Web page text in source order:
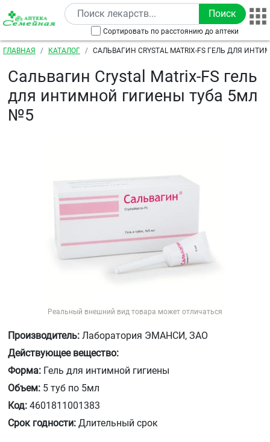
Перейти к основному содержанию
Сортировать по расстоянию до аптеки
Строка навигации
ГЛАВНАЯ КАТАЛОГ
САЛЬВАГИН CRYSTAL MATRIX-FS ГЕЛЬ ДЛЯ
Сальвагин Crystal Matrix-FS гель
для интимной гигиены туба 5мл
№5
Реальный внешний вид товара может отличаться
Производитель: Лаборатория ЭМАНСИ, ЗАО
Действующее вещество:
Форма: Гель для интимной гигиены
Объем: 5 туб по 5мл
Код: 4601811001383
Срок годности: Длительный срок